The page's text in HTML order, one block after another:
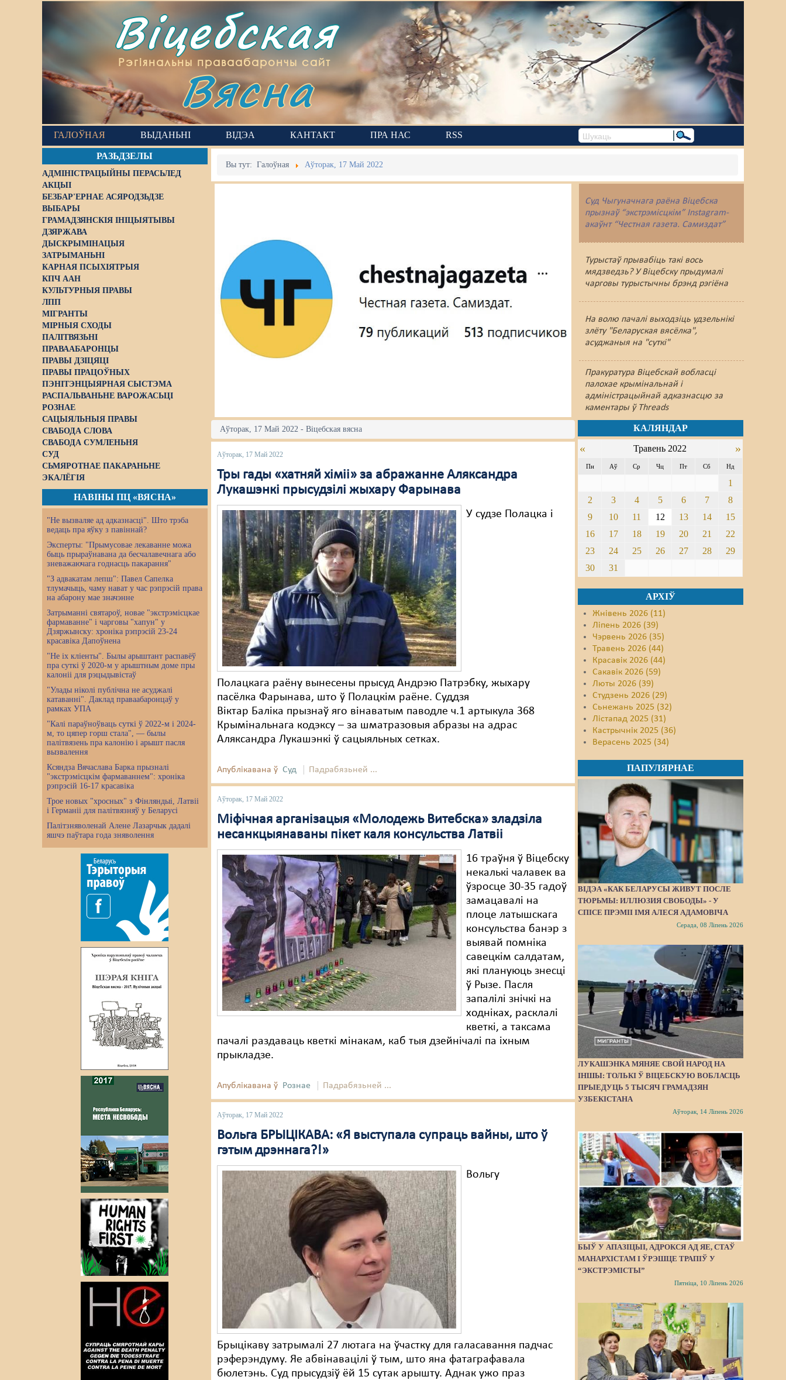
Віцебская
Рэгіянальны праваабарончы сайт
Вясна
ГАЛОЎНАЯ ВЫДАНЬНІ ВІДЭА КАНТАКТ ПРА НАС RSS
РАЗЬДЗЕЛЫ
АДМІНІСТРАЦЫЙНЫ ПЕРАСЬЛЕД
АКЦЫІ
БЕЗБАР'ЕРНАЕ АСЯРОДЗЬДЗЕ
ВЫБАРЫ
ГРАМАДЗЯНСКІЯ ІНІЦЫЯТЫВЫ
ДЗЯРЖАВА
ДЫСКРЫМІНАЦЫЯ
ЗАТРЫМАНЬНІ
КАРНАЯ ПСЫХІЯТРЫЯ
КПЧ ААН
КУЛЬТУРНЫЯ ПРАВЫ
ЛПП
МІГРАНТЫ
МІРНЫЯ СХОДЫ
ПАЛІТВЯЗЬНІ
ПРАВААБАРОНЦЫ
ПРАВЫ ДЗІЦЯЦІ
ПРАВЫ ПРАЦОЎНЫХ
ПЭНІТЭНЦЫЯРНАЯ СЫСТЭМА
РАСПАЛЬВАНЬНЕ ВАРОЖАСЬЦІ
РОЗНАЕ
САЦЫЯЛЬНЫЯ ПРАВЫ
СВАБОДА СЛОВА
СВАБОДА СУМЛЕНЬНЯ
СУД
СЬМЯРОТНАЕ ПАКАРАНЬНЕ
ЭКАЛЁГІЯ
НАВІНЫ ПЦ «ВЯСНА»
"Не вызваляе ад адказнасці". Што трэба
ведаць пра яўку з павіннай?
Эксперты: "Прымусовае лекаванне можа
быць прыраўнавана да бесчалавечнага або
зневажаючага годнасць пакарання"
"З адвакатам лепш": Павел Сапелка
тлумачыць, чаму нават у час рэпрэсій права
на абарону мае значэнне
Затрыманні святароў, новае "экстрэмісцкае
фармаванне" і чарговы "хапун" у
Дзяржынску: хроніка рэпрэсій 23-24
красавіка Дапоўнена
"Не іх кліенты". Былы арыштант распавёў
пра суткі ў 2020-м у арыштным доме пры
калоніі для рэцыдывістаў
"Улады ніколі публічна не асуджалі
катаванні". Даклад праваабаронцаў у
рамках УПА
"Калі параўноўваць суткі ў 2022-м і 2024-
м, то цяпер горш стала", — былы
палітвязень пра калонію і арышт пасля
вызвалення
Ксяндза Вячаслава Барка прызналі
"экстрэмісцкім фармаваннем": хроніка
рэпрэсій 16-17 красавіка
Трое новых "хросных" з Фінляндыі, Латвіі
і Германіі для палітвязняў у Беларусі
Палітзняволенай Алене Лазарчык дадалі
яшчэ паўтара года зняволення
Вы тут:Галоўная Аўторак, 17 Май 2022
Суд Чыгуначнага раёна Віцебска
прызнаў “экстрэмісцкім” Instagram-
акаўнт “Честная газета. Самиздат”
Турыстаў прывабіць такі вось
мядзведзь? У Віцебску прыдумалі
чарговы турыстычны брэнд рэгіёна
На волю пачалі выходзіць удзельнікі
злёту "Беларуская вясёлка",
асуджаныя на "суткі"
Пракуратура Віцебскай вобласці
палохае крымінальнай і
адміністрацыйнай адказнасцю за
каментары ў Threads
Аўторак, 17 Май 2022 - Віцебская вясна
Аўторак, 17 Май 2022
Тры гады «хатняй хіміі» за абражанне Аляксандра
Лукашэнкі прысудзілі жыхару Фарынава
У судзе Полацка і
Полацкага раёну вынесены прысуд Андрэю Патрэбку, жыхару
пасёлка Фарынава, што ў Полацкім раёне. Суддзя
Віктар Баліка прызнаў яго вінаватым паводле ч.1 артыкула 368
Крымінальнага кодэксу – за шматразовыя абразы на адрас
Аляксандра Лукашэнкі ў сацыяльных сетках.
Апублікавана ў Суд Падрабязьней ...
Аўторак, 17 Май 2022
Міфічная арганізацыя «Молодежь Витебска» зладзіла
несанкцыянаваны пікет каля консульства Латвіі
16 траўня ў Віцебску
некалькі чалавек ва
ўзросце 30-35 гадоў
замацавалі на
плоце латышскага
консульства банэр з
выявай помніка
савецкім салдатам,
які плануюць знесці
ў Рызе. Пасля
запалілі знічкі на
ходніках, расклалі
кветкі, а таксама
пачалі раздаваць кветкі мінакам, каб тыя дзейнічалі па іхным
прыкладзе.
Апублікавана ў Рознае Падрабязьней ...
Аўторак, 17 Май 2022
Вольга БРЫЦІКАВА: «Я выступала супраць вайны, што ў
гэтым дрэннага?!»
Вольгу
Брыцікаву затрымалі 27 лютага на ўчастку для галасавання падчас
рэферэндуму. Яе абвінавацілі ў тым, што яна фатаграфавала
бюлетэнь. Суд прысудзіў ёй 15 сутак арышту. Аднак ужо праз
КАЛЯНДАР
« Травень 2022 »
Пн Аў Ср Чц Пт Сб Нд
1
2
3 4 5 6 7
8
9
10 11 12 13 14
15
16
17 18 19 20 21
22
23
24 25 26 27 28
29
30
31
АРХІЎ
Жнівень 2026 (11)
Ліпень 2026 (39)
Чэрвень 2026 (35)
Травень 2026 (44)
Красавік 2026 (44)
Сакавік 2026 (59)
Люты 2026 (39)
Студзень 2026 (29)
Сьнежань 2025 (32)
Лістапад 2025 (31)
Кастрычнік 2025 (36)
Верасень 2025 (34)
ПАПУЛЯРНАЕ
ВІДЭА «КАК БЕЛАРУСЫ ЖИВУТ ПОСЛЕ
ТЮРЬМЫ: ИЛЛЮЗИЯ СВОБОДЫ» - У
СПІСЕ ПРЭМІІ ІМЯ АЛЕСЯ АДАМОВІЧА
Серада, 08 Ліпень 2026
ЛУКАШЭНКА МЯНЯЕ СВОЙ НАРОД НА
ІНШЫ: ТОЛЬКІ Ў ВІЦЕБСКУЮ ВОБЛАСЦЬ
ПРЫЕДУЦЬ 5 ТЫСЯЧ ГРАМАДЗЯН
УЗБЕКІСТАНА
Аўторак, 14 Ліпень 2026
БЫЎ У АПАЗІЦЫІ, АДРОКСЯ АД ЯЕ, СТАЎ
МАНАРХІСТАМ І ЎРЭШЦЕ ТРАПІЎ У
“ЭКСТРЭМІСТЫ”
Пятніца, 10 Ліпень 2026